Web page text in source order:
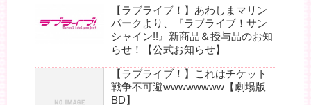
【ラブライブ！】あわしまマリン
パークより、『ラブライブ！サン
シャイン!!』新商品＆授与品のお知
らせ！【公式お知らせ】
【ラブライブ！】これはチケット
戦争不可避wwwwwwww【劇場版
BD】